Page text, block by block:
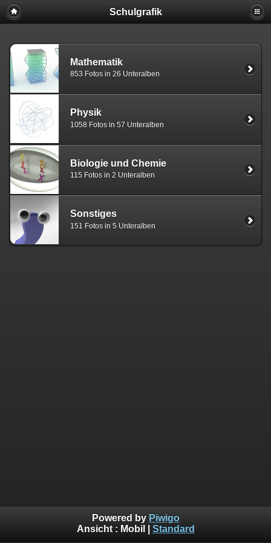
Schulgrafik
Mathematik
853 Fotos in 26 Unteralben
Physik
1058 Fotos in 57 Unteralben
Biologie und Chemie
115 Fotos in 2 Unteralben
Sonstiges
151 Fotos in 5 Unteralben
Powered by Piwigo
Ansicht : Mobil Standard